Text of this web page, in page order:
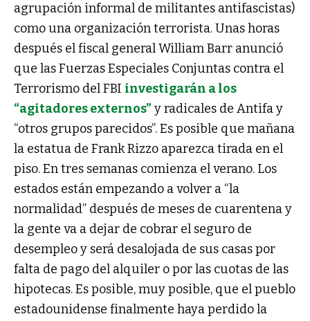
agrupación informal de militantes antifascistas)
como una organización terrorista. Unas horas
después el fiscal general William Barr anunció
que las Fuerzas Especiales Conjuntas contra el
Terrorismo del FBI investigarán a los
“agitadores externos” y radicales de Antifa y
“otros grupos parecidos”. Es posible que mañana
la estatua de Frank Rizzo aparezca tirada en el
piso. En tres semanas comienza el verano. Los
estados están empezando a volver a “la
normalidad” después de meses de cuarentena y
la gente va a dejar de cobrar el seguro de
desempleo y será desalojada de sus casas por
falta de pago del alquiler o por las cuotas de las
hipotecas. Es posible, muy posible, que el pueblo
estadounidense finalmente haya perdido la